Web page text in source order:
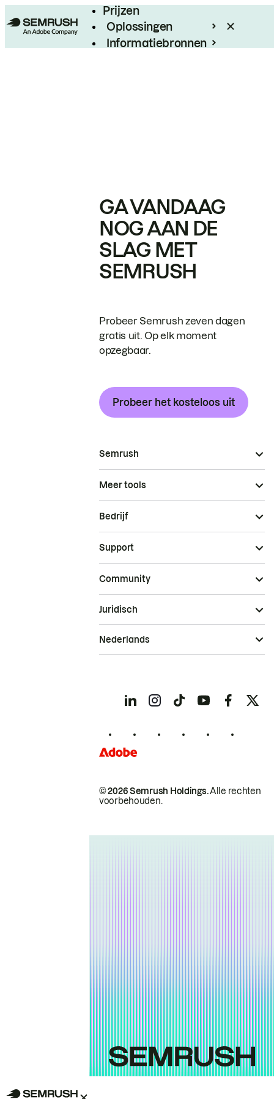
Prijzen
Oplossingen
Informatiebronnen
GA VANDAAG
NOG AAN DE
SLAG MET
SEMRUSH
Probeer Semrush zeven dagen
gratis uit. Op elk moment
opzegbaar.
Probeer het kosteloos uit
Semrush
Meer tools
Bedrijf
Support
Community
© 2026 Semrush Holdings.Alle rechten
voorbehouden.
Juridisch
Nederlands